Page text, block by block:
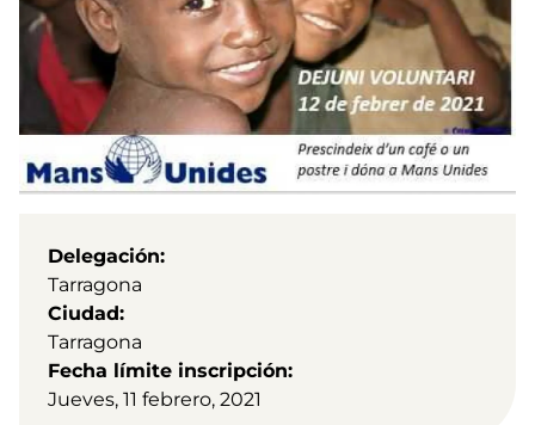
Delegación
Tarragona
Ciudad
Tarragona
Fecha límite inscripción
Jueves, 11 febrero, 2021